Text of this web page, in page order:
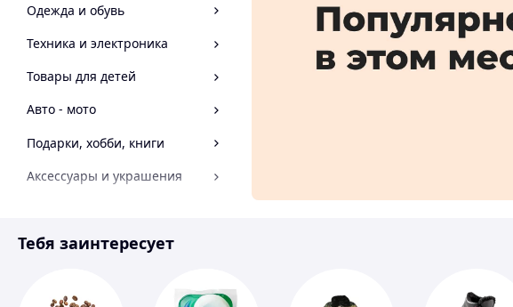
Одежда и обувь
Техника и электроника
Товары для детей
Авто - мото
Подарки, хобби, книги
Аксессуары и украшения
Спорт и отдых
Тебя заинтересует